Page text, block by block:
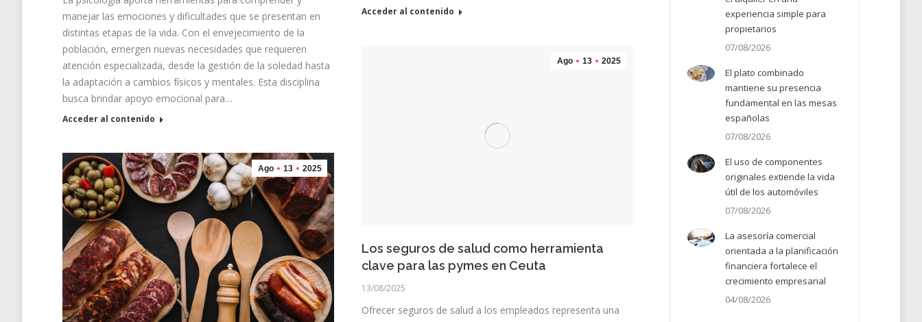
Acceder al contenido
manejar las emociones y dificultades que se presentan en
distintas etapas de la vida. Con el envejecimiento de la
población, emergen nuevas necesidades que requieren
atención especializada, desde la gestión de la soledad hasta
la adaptación a cambios físicos y mentales. Esta disciplina
busca brindar apoyo emocional para…
Acceder al contenido
Ago 13 2025
Los seguros de salud como herramienta
clave para las pymes en Ceuta
13/08/2025
Ofrecer seguros de salud a los empleados representa una
Ago 13 2025
experiencia simple para
propietarios
07/08/2026
El plato combinado
mantiene su presencia
fundamental en las mesas
españolas
07/08/2026
El uso de componentes
originales extiende la vida
útil de los automóviles
07/08/2026
La asesoría comercial
orientada a la planificación
financiera fortalece el
crecimiento empresarial
04/08/2026